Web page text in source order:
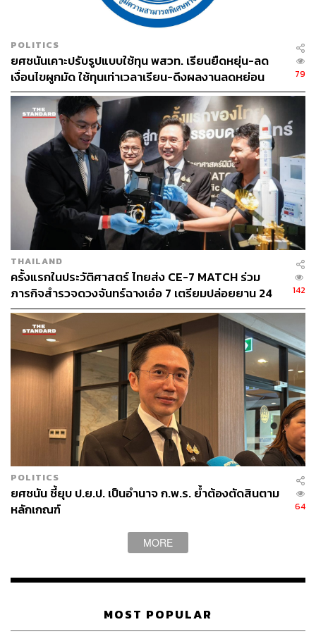
1.1K
ABOUT THE AUTHOR
THE STANDARD TEAM
กองบรรณาธิการ THE STANDARD
POLITICS
ยศชนันเคาะปรับรูปแบบใช้ทุน พสวท. เรียนยืดหยุ่น-ลด
เงื่อนไขผูกมัด ใช้ทุนเท่าเวลาเรียน-ดึงผลงานลดหย่อน
เวลา ดันให้มีผลย้อนหลัง
79
THAILAND
ครั้งแรกในประวัติศาสตร์ ไทยส่ง CE-7 MATCH ร่วม
ภารกิจสำรวจดวงจันทร์ฉางเอ๋อ 7 เตรียมปล่อยยาน 24
ส.ค.นี้
142
POLITICS
ยศชนัน ชี้ยุบ ป.ย.ป. เป็นอำนาจ ก.พ.ร. ย้ำต้องตัดสินตาม
หลักเกณฑ์
64
MORE
MOST POPULAR